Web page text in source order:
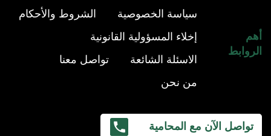
أهم
الروابط
سياسة الخصوصية
الشروط والأحكام
إخلاء المسؤولية القانونية
الاسئلة الشائعة
تواصل معنا
من نحن
تواصل الآن مع المحامية